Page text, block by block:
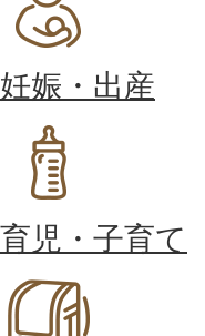
妊娠・出産
育児・子育て